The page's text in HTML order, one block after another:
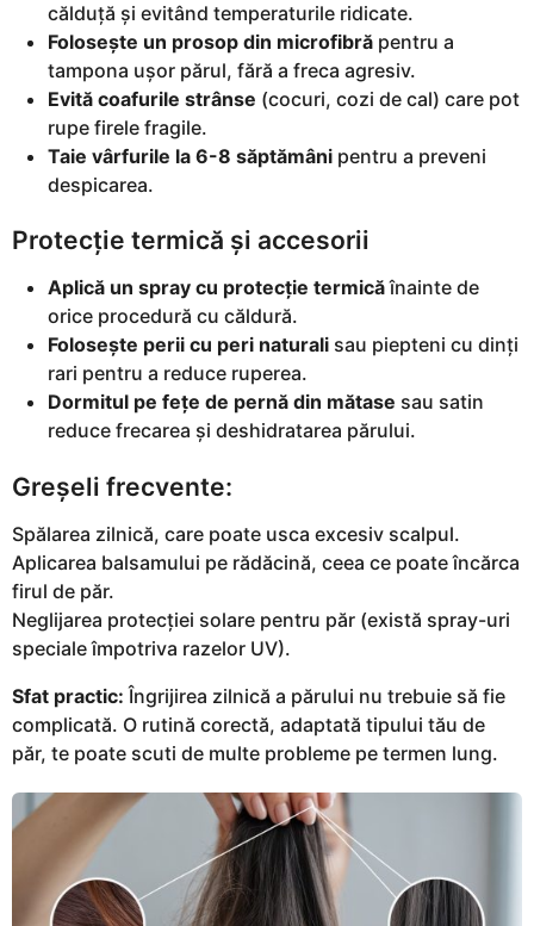
călduță și evitând temperaturile ridicate.
Folosește un prosop din microfibră pentru a
tampona ușor părul, fără a freca agresiv.
Evită coafurile strânse (cocuri, cozi de cal) care pot
rupe firele fragile.
Taie vârfurile la 6-8 săptămâni pentru a preveni
despicarea.
Protecție termică și accesorii
Aplică un spray cu protecție termicăînainte de
orice procedură cu căldură.
Folosește perii cu peri naturali sau piepteni cu dinți
rari pentru a reduce ruperea.
Dormitul pe fețe de pernă din mătase sau satin
reduce frecarea și deshidratarea părului.
Greșeli frecvente:
Spălarea zilnică, care poate usca excesiv scalpul.
Aplicarea balsamului pe rădăcină, ceea ce poate încărca
firul de păr.
Neglijarea protecției solare pentru păr (există spray-uri
speciale împotriva razelor UV).
Sfat practic: Îngrijirea zilnică a părului nu trebuie să fie
complicată. O rutină corectă, adaptată tipului tău de
păr, te poate scuti de multe probleme pe termen lung.